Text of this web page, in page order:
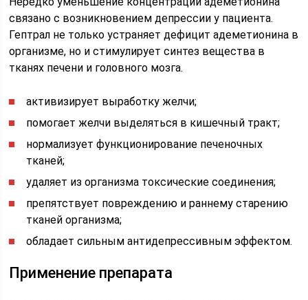
связано с возникновением депрессии у пациента.
Гептрал не только устраняет дефицит адеметионина в
организме, но и стимулирует синтез вещества в
тканях печени и головного мозга.
активизирует выработку желчи;
помогает желчи выделяться в кишечный тракт;
нормализует функционирование печеночных
тканей;
удаляет из организма токсические соединения;
препятствует повреждению и раннему старению
тканей организма;
обладает сильным антидепрессивным эффектом.
Применение препарата